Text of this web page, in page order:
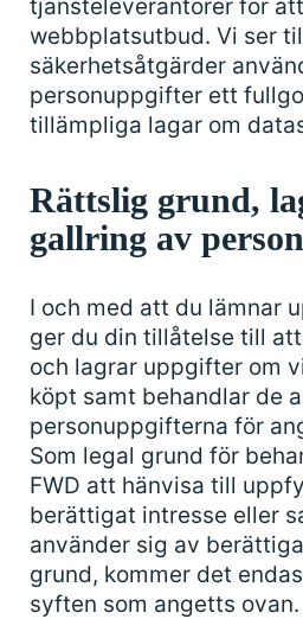
tjänsteleverantörer för
webbplatsutbud. Vi ser
säkerhetsåtgärder
personuppgifter ett
tillämpliga lagar om
Rättslig grund,
gallring av
I och med att du lämnar
ger du din tillåtelse till
och lagrar uppgifter om
köpt samt behandlar de
personuppgifterna för
Som legal grund för
FWD att hänvisa till
berättigat intresse eller
använder sig av
grund, kommer det
syften som angetts ovan.